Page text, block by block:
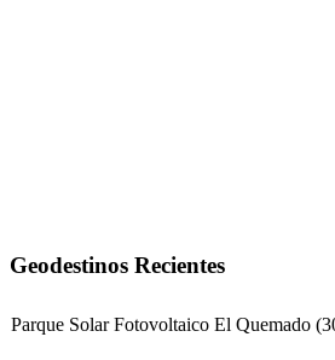
Geodestinos Recientes
Parque Solar Fotovoltaico El Quemado